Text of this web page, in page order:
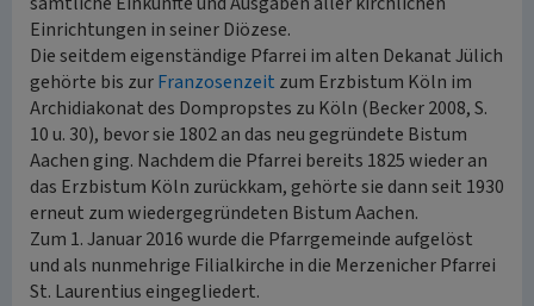
Einrichtungen in seiner Diözese.
Die seitdem eigenständige Pfarrei im alten Dekanat Jülich
gehörte bis zurFranzosenzeit zum Erzbistum Köln im
Archidiakonat des Dompropstes zu Köln (Becker 2008, S.
10 u. 30), bevor sie 1802 an das neu gegründete Bistum
Aachen ging. Nachdem die Pfarrei bereits 1825 wieder an
das Erzbistum Köln zurückkam, gehörte sie dann seit 1930
erneut zum wiedergegründeten Bistum Aachen.
Zum 1. Januar 2016 wurde die Pfarrgemeinde aufgelöst
und als nunmehrige Filialkirche in die Merzenicher Pfarrei
St. Laurentius eingegliedert.